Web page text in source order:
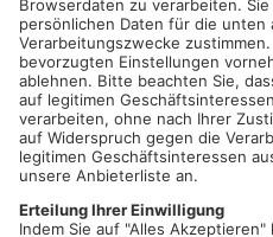
KREIS OFFENBACH.Die
Offenbach nimmt kein Ende: In
zwischen Heusenstamm und
erstreckten sich auf einer
rückten die Einsatzkräfte aus,
Feuer aus melden. Diesen
Brände im Wald zwischen
Dietzenbach gelöscht werden-
Richtungen und bittet um